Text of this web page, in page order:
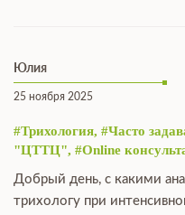
Юлия
25 ноября 2025
#Трихология, #Часто
"ЦТТЦ", #Online
Добрый день, с какими
трихологу при